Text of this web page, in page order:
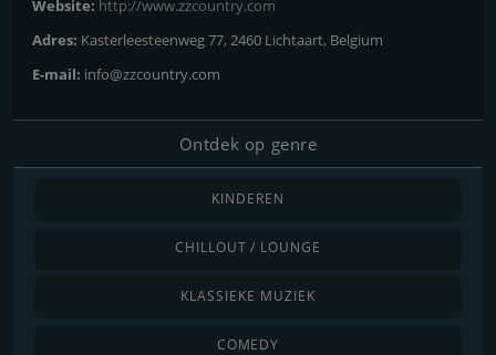
Website: http://www.zzcountry.com
Adres: Kasterleesteenweg 77, 2460 Lichtaart, Belgium
E-mail: info@zzcountry.com
Ontdek op genre
KINDEREN
CHILLOUT / LOUNGE
KLASSIEKE MUZIEK
COMEDY